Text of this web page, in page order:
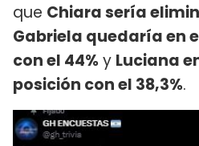
que Chiara sería
Gabriela quedaría en
con el 44% y Luciana
posición con el 38,3%.